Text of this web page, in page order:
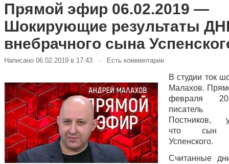
Прямой эфир 06.02.2019 —
Шокирующие результаты
внебрачного сына
Написано 06.02.2019 в 17:43 · Есть комментарии
В студии ток
Малахов.
февраля
писатель
Постников,
что сын
Успенского.
Считанные